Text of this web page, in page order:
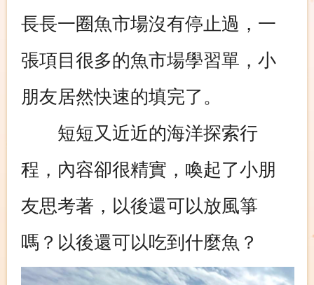
長長一圈魚市場沒有停止過，一
張項目很多的魚市場學習單，小
朋友居然快速的填完了。
短短又近近的海洋探索行
程，內容卻很精實，喚起了小朋
友思考著，以後還可以放風箏
嗎？以後還可以吃到什麼魚？